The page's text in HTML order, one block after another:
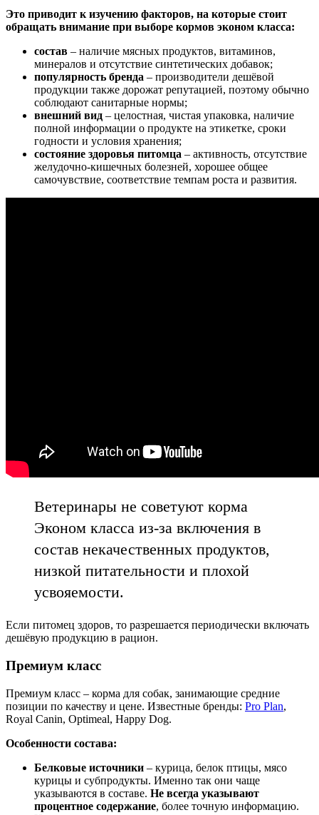
Это приводит к изучению факторов, на которые стоит
обращать внимание при выборе кормов эконом класса:
состав – наличие мясных продуктов, витаминов,
минералов и отсутствие синтетических добавок;
популярность бренда – производители дешёвой
продукции также дорожат репутацией, поэтому обычно
соблюдают санитарные нормы;
внешний вид – целостная, чистая упаковка, наличие
полной информации о продукте на этикетке, сроки
годности и условия хранения;
состояние здоровья питомца – активность, отсутствие
желудочно-кишечных болезней, хорошее общее
самочувствие, соответствие темпам роста и развития.
Ветеринары не советуют корма
Эконом класса из-за включения в
состав некачественных продуктов,
низкой питательности и плохой
усвояемости.
Если питомец здоров, то разрешается периодически включать
дешёвую продукцию в рацион.
Премиум класс
Премиум класс – корма для собак, занимающие средние
позиции по качеству и цене. Известные бренды: Pro Plan,
Royal Canin, Optimeal, Happy Dog.
Особенности состава:
Белковые источники – курица, белок птицы, мясо
курицы и субпродукты. Именно так они чаще
указываются в составе. Не всегда указывают
процентное содержание, более точную информацию.